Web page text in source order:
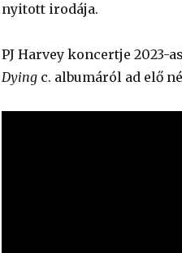
nyitott irodája.
PJ Harvey koncertje 2023-
Dyingc. albumáról ad elő